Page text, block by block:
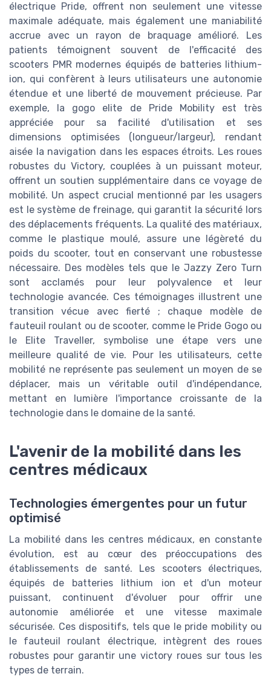
électrique Pride, offrent non seulement une vitesse
maximale adéquate, mais également une maniabilité
accrue avec un rayon de braquage amélioré. Les
patients témoignent souvent de l'efficacité des
scooters PMR modernes équipés de batteries lithium-
ion, qui confèrent à leurs utilisateurs une autonomie
étendue et une liberté de mouvement précieuse. Par
exemple, la gogo elite de Pride Mobility est très
appréciée pour sa facilité d'utilisation et ses
dimensions optimisées (longueur/largeur), rendant
aisée la navigation dans les espaces étroits. Les roues
robustes du Victory, couplées à un puissant moteur,
offrent un soutien supplémentaire dans ce voyage de
mobilité. Un aspect crucial mentionné par les usagers
est le système de freinage, qui garantit la sécurité lors
des déplacements fréquents. La qualité des matériaux,
comme le plastique moulé, assure une légèreté du
poids du scooter, tout en conservant une robustesse
nécessaire. Des modèles tels que le Jazzy Zero Turn
sont acclamés pour leur polyvalence et leur
technologie avancée. Ces témoignages illustrent une
transition vécue avec fierté ; chaque modèle de
fauteuil roulant ou de scooter, comme le Pride Gogo ou
le Elite Traveller, symbolise une étape vers une
meilleure qualité de vie. Pour les utilisateurs, cette
mobilité ne représente pas seulement un moyen de se
déplacer, mais un véritable outil d'indépendance,
mettant en lumière l'importance croissante de la
technologie dans le domaine de la santé.
L'avenir de la mobilité dans les
centres médicaux
Technologies émergentes pour un futur
optimisé
La mobilité dans les centres médicaux, en constante
évolution, est au cœur des préoccupations des
établissements de santé. Les scooters électriques,
équipés de batteries lithium ion et d'un moteur
puissant, continuent d'évoluer pour offrir une
autonomie améliorée et une vitesse maximale
sécurisée. Ces dispositifs, tels que le pride mobilityou
le fauteuil roulant électrique, intègrent des roues
robustes pour garantir une victory rouessur tous les
types de terrain.